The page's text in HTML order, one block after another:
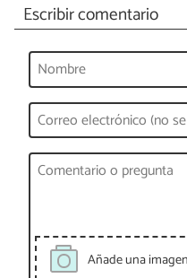
Escribir comentario
Añade una imagen